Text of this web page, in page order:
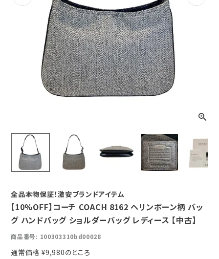
Previous Next
全品本物保証！激安ブランドアイテム
【10%OFF】コーチ COACH 8162 ヘリンボーン柄 バッ
グ ハンドバッグ ショルダーバッグ レディース 【中古】
商品番号 100303310bd00028
通常価格 ¥9,980